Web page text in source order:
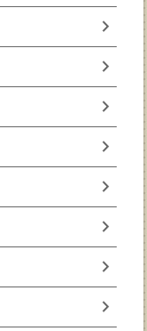
chevron_right
chevron_right
chevron_right
chevron_right
chevron_right
chevron_right
chevron_right
chevron_right